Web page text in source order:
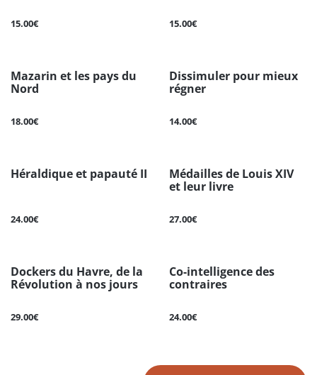
15.00€ 15.00€
Mazarin et les pays du
Nord
18.00€
Dissimuler pour mieux
régner
14.00€
Héraldique et papauté II
24.00€
Médailles de Louis XIV
et leur livre
27.00€
Dockers du Havre, de la
Révolution à nos jours
29.00€
Co-intelligence des
contraires
24.00€